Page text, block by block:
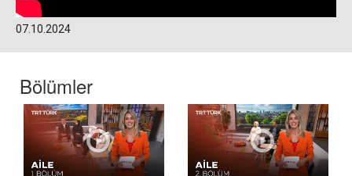
07.10.2024
Bölümler